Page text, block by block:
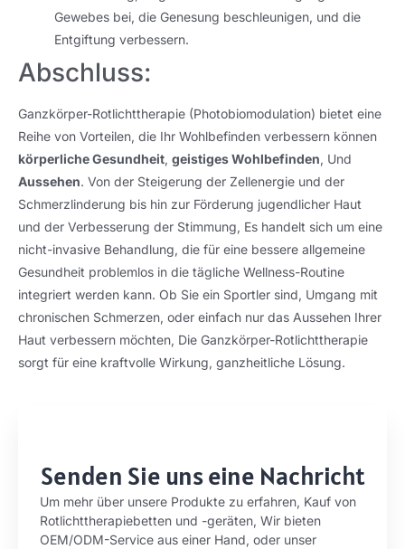
Gewebes bei, die Genesung beschleunigen, und die
Entgiftung verbessern.
Abschluss:
Ganzkörper-Rotlichttherapie (Photobiomodulation) bietet eine
Reihe von Vorteilen, die Ihr Wohlbefinden verbessern können
körperliche Gesundheit, geistiges Wohlbefinden, Und
Aussehen. Von der Steigerung der Zellenergie und der
Schmerzlinderung bis hin zur Förderung jugendlicher Haut
und der Verbesserung der Stimmung, Es handelt sich um eine
nicht-invasive Behandlung, die für eine bessere allgemeine
Gesundheit problemlos in die tägliche Wellness-Routine
integriert werden kann. Ob Sie ein Sportler sind, Umgang mit
chronischen Schmerzen, oder einfach nur das Aussehen Ihrer
Haut verbessern möchten, Die Ganzkörper-Rotlichttherapie
sorgt für eine kraftvolle Wirkung, ganzheitliche Lösung.
Senden Sie uns eine Nachricht
Um mehr über unsere Produkte zu erfahren, Kauf von
Rotlichttherapiebetten und -geräten, Wir bieten
OEM/ODM-Service aus einer Hand, oder unser